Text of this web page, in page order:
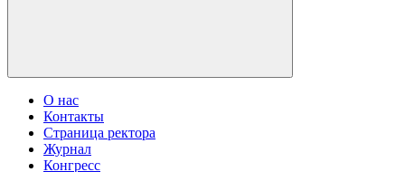
О нас
Контакты
Страница ректора
Журнал
Конгресс